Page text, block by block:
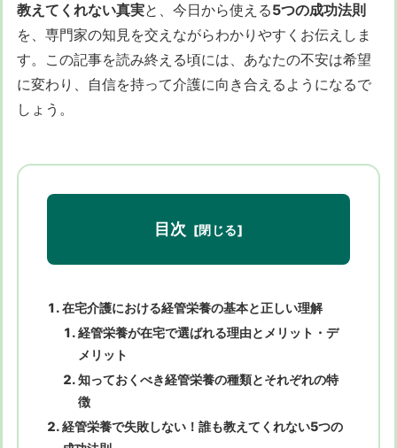
教えてくれない真実と、今日から使える5つの成功法則
を、専門家の知見を交えながらわかりやすくお伝えしま
す。この記事を読み終える頃には、あなたの不安は希望
に変わり、自信を持って介護に向き合えるようになるで
しょう。
目次
在宅介護における経管栄養の基本と正しい理解
経管栄養が在宅で選ばれる理由とメリット・デ
メリット
知っておくべき経管栄養の種類とそれぞれの特
徴
経管栄養で失敗しない！誰も教えてくれない5つの